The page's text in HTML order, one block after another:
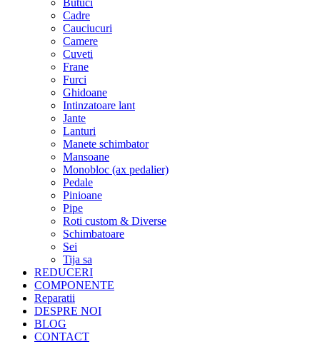
Butuci
Cadre
Cauciucuri
Camere
Cuveti
Frane
Furci
Ghidoane
Intinzatoare lant
Jante
Lanturi
Manete schimbator
Mansoane
Monobloc (ax pedalier)
Pedale
Pinioane
Pipe
Roti custom & Diverse
Schimbatoare
Sei
Tija sa
REDUCERI
COMPONENTE
Reparatii
DESPRE NOI
BLOG
CONTACT